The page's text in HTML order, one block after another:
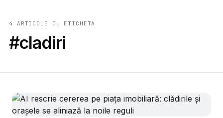
4 ARTICOLE CU ETICHETA
#cladiri